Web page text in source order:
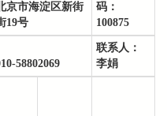
京市海淀区新街
19号
码：
100875
58802069
联系人：
李娟